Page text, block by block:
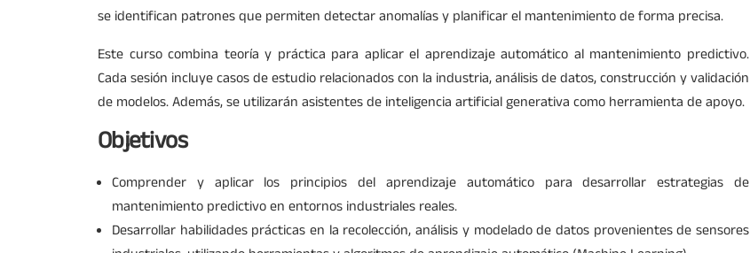
se identifican patrones que permiten detectar anomalías y planificar el mantenimiento de forma precisa.
Este curso combina teoría y práctica para aplicar el aprendizaje automático al mantenimiento predictivo.
Cada sesión incluye casos de estudio relacionados con la industria, análisis de datos, construcción y validación
de modelos. Además, se utilizarán asistentes de inteligencia artificial generativa como herramienta de apoyo.
Objetivos
Comprender y aplicar los principios del aprendizaje automático para desarrollar estrategias de
mantenimiento predictivo en entornos industriales reales.
Desarrollar habilidades prácticas en la recolección, análisis y modelado de datos provenientes de sensores